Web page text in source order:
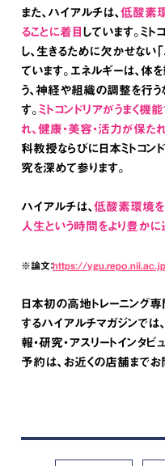
また、ハイアルチは、 低酸素
ることに着目 しています。ミ
し、生きるために欠かせない
ています。エネルギーは、体
う、神経や組織の調整を行う
す。 ミトコンドリアがうまく機
れ、健康・美容・活力が保たれ
科教授ならびに日本ミトコン
究を深めて参ります。
ハイアルチは、 低酸素環境を
人生という時間をより豊か
※論文：https://
日本初の高地トレーニング
するハイアルチマガジンでは
報・研究・アスリートインタ
予約は、お近くの店舗までお